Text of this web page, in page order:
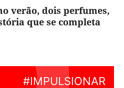
verão, dois perfumes,
que se completa